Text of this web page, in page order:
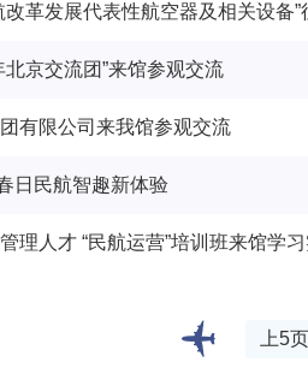
革发展代表性航空器及相关设备”
北京交流团”来馆参观交流
有限公司来我馆参观交流
日民航智趣新体验
理人才 “民航运营”培训班来馆学
上5页